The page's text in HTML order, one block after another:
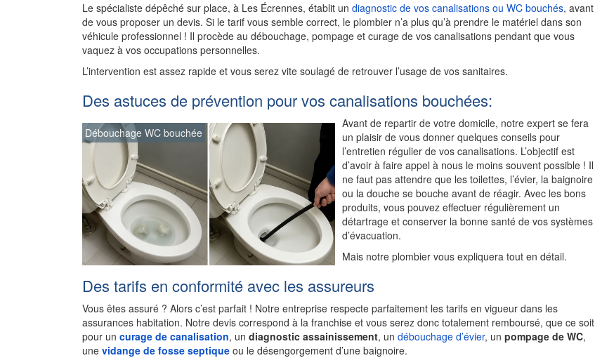
Le spécialiste dépêché sur place, à Les Écrennes, établit un diagnostic de vos canalisations ou WC bouchés, avant
de vous proposer un devis. Si le tarif vous semble correct, le plombier n’a plus qu’à prendre le matériel dans son
véhicule professionnel ! Il procède au débouchage, pompage et curage de vos canalisations pendant que vous
vaquez à vos occupations personnelles.
L’intervention est assez rapide et vous serez vite soulagé de retrouver l’usage de vos sanitaires.
Des astuces de prévention pour vos canalisations bouchées:
Débouchage WC bouchée
Avant de repartir de votre domicile, notre expert se fera
un plaisir de vous donner quelques conseils pour
l’entretien régulier de vos canalisations. L’objectif est
d’avoir à faire appel à nous le moins souvent possible ! Il
ne faut pas attendre que les toilettes, l’évier, la baignoire
ou la douche se bouche avant de réagir. Avec les bons
produits, vous pouvez effectuer régulièrement un
détartrage et conserver la bonne santé de vos systèmes
d’évacuation.
Mais notre plombier vous expliquera tout en détail.
Des tarifs en conformité avec les assureurs
Vous êtes assuré ? Alors c’est parfait ! Notre entreprise respecte parfaitement les tarifs en vigueur dans les
assurances habitation. Notre devis correspond à la franchise et vous serez donc totalement remboursé, que ce soit
pour un curage de canalisation, un diagnostic assainissement, un débouchage d’évier, un pompage de WC,
une vidange de fosse septique ou le désengorgement d’une baignoire.